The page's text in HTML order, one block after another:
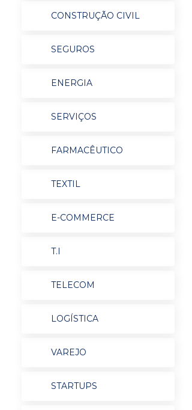
CONSTRUÇÃO CIVIL
SEGUROS
ENERGIA
SERVIÇOS
FARMACÊUTICO
TEXTIL
E-COMMERCE
T.I
TELECOM
LOGÍSTICA
VAREJO
STARTUPS